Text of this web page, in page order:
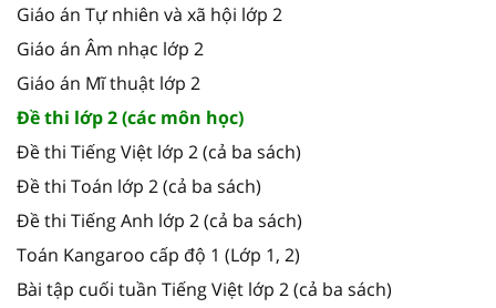
Giáo án Tự nhiên và xã hội lớp 2
Giáo án Âm nhạc lớp 2
Giáo án Mĩ thuật lớp 2
Đề thi lớp 2 (các môn học)
Đề thi Tiếng Việt lớp 2 (cả ba sách)
Đề thi Toán lớp 2 (cả ba sách)
Đề thi Tiếng Anh lớp 2 (cả ba sách)
Toán Kangaroo cấp độ 1 (Lớp 1, 2)
Bài tập cuối tuần Tiếng Việt lớp 2 (cả ba sách)